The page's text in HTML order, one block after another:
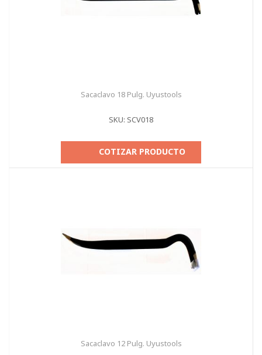
Sacaclavo 18 Pulg. Uyustools
SKU: SCV018
COTIZAR PRODUCTO
Sacaclavo 12 Pulg. Uyustools